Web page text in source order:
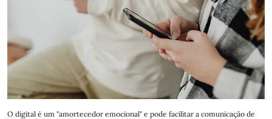
O digital é um "amortecedor emocional" e pode facilitar a comunicação de